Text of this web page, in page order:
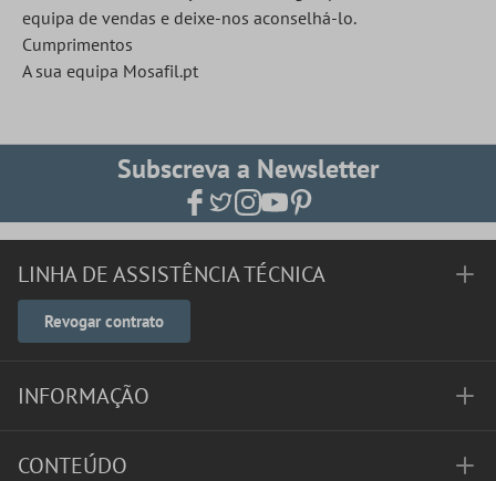
equipa de vendas e deixe-nos aconselhá-lo.
Cumprimentos
A sua equipa Mosafil.pt
Subscreva a Newsletter
LINHA DE ASSISTÊNCIA TÉCNICA
Revogar contrato
INFORMAÇÃO
CONTEÚDO